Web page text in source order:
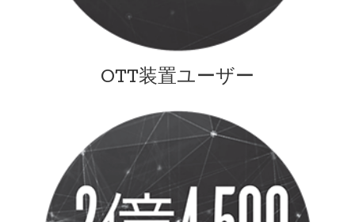
OTT装置ユーザー